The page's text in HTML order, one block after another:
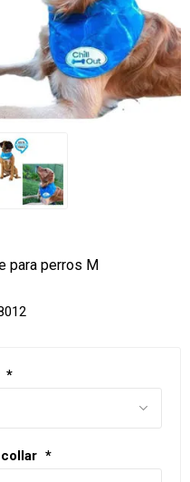
para perros M
*
*